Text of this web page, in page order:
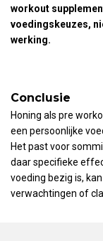
workout
voedingskeuzes,
werking.
Conclusie
Honing als pre
een persoonlijke
Het past voor
daar specifieke
voeding bezig is,
verwachtingen of